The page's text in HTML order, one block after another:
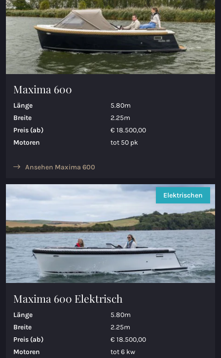
Maxima 600
Länge
5.80m
Breite
2.25m
Preis (ab)
€ 18.500,00
Motoren
tot 50 pk
Ansehen Maxima 600
Maxima 600 Elektrisch
Länge
5.80m
Breite
2.25m
Preis (ab)
€ 18.500,00
Motoren
tot 6 kw
Elektrischen